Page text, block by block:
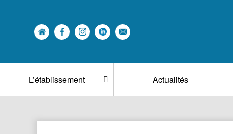
L’établissement Actualités